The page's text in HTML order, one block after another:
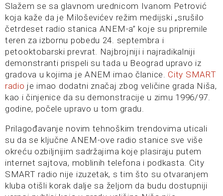
Slažem se sa glavnom urednicom Ivanom Petrović
koja kaže da je Miloševićev režim medijski „srušilo
četrdeset radio stanica ANEM-a” koje su pripremile
teren za izbornu pobedu 24. septembra i
petooktobarski prevrat. Najbrojniji i najradikalniji
demonstranti prispeli su tada u Beograd upravo iz
gradova u kojima je ANEM imao članice. City SMART
radio je imao dodatni značaj zbog veličine grada Niša,
kao i činjenice da su demonstracije u zimu 1996/97.
godine, počele upravo u tom gradu.
Prilagođavanje novim tehnoškim trendovima uticali
su da se ključne ANEM-ove radio stanice sve više
okreću ozbiljnijim sadržajima koje plasiraju putem
internet sajtova, moblinih telefona i podkasta. City
SMART radio nije izuzetak, s tim što su otvaranjem
kluba otišli korak dalje sa željom da budu dostupniji